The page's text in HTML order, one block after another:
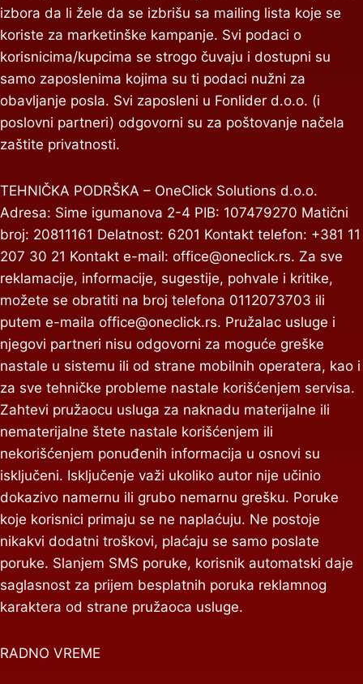
izbora da li žele da se izbrišu sa mailing lista koje se
koriste za marketinške kampanje. Svi podaci o
korisnicima/kupcima se strogo čuvaju i dostupni su
samo zaposlenima kojima su ti podaci nužni za
obavljanje posla. Svi zaposleni u Fonlider d.o.o. (i
poslovni partneri) odgovorni su za poštovanje načela
zaštite privatnosti.
TEHNIČKA PODRŠKA – OneClick Solutions d.o.o.
Adresa: Sime igumanova 2-4 PIB: 107479270 Matični
broj: 20811161 Delatnost: 6201 Kontakt telefon: +381 11
207 30 21 Kontakt e-mail: office@oneclick.rs. Za sve
reklamacije, informacije, sugestije, pohvale i kritike,
možete se obratiti na broj telefona 0112073703 ili
putem e-maila office@oneclick.rs. Pružalac usluge i
njegovi partneri nisu odgovorni za moguće greške
nastale u sistemu ili od strane mobilnih operatera, kao i
za sve tehničke probleme nastale korišćenjem servisa.
Zahtevi pružaocu usluga za naknadu materijalne ili
nematerijalne štete nastale korišćenjem ili
nekorišćenjem ponuđenih informacija u osnovi su
isključeni. Isključenje važi ukoliko autor nije učinio
dokazivo namernu ili grubo nemarnu grešku. Poruke
koje korisnici primaju se ne naplaćuju. Ne postoje
nikakvi dodatni troškovi, plaćaju se samo poslate
poruke. Slanjem SMS poruke, korisnik automatski daje
saglasnost za prijem besplatnih poruka reklamnog
karaktera od strane pružaoca usluge.
RADNO VREME